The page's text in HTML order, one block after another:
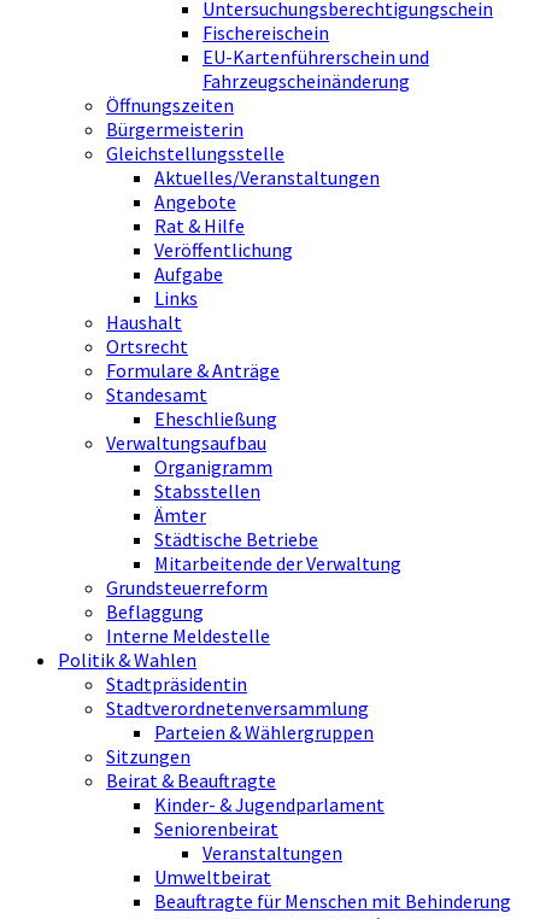
Untersuchungsberechtigungschein
Fischereischein
EU-Kartenführerschein und
Fahrzeugscheinänderung
Öffnungszeiten
Bürgermeisterin
Gleichstellungsstelle
Aktuelles/Veranstaltungen
Angebote
Rat & Hilfe
Veröffentlichung
Aufgabe
Links
Haushalt
Ortsrecht
Formulare & Anträge
Standesamt
Eheschließung
Verwaltungsaufbau
Organigramm
Stabsstellen
Ämter
Städtische Betriebe
Mitarbeitende der Verwaltung
Grundsteuerreform
Beflaggung
Interne Meldestelle
Politik & Wahlen
Stadtpräsidentin
Stadtverordnetenversammlung
Parteien & Wählergruppen
Sitzungen
Beirat & Beauftragte
Kinder- & Jugendparlament
Seniorenbeirat
Veranstaltungen
Umweltbeirat
Beauftragte für Menschen mit Behinderung